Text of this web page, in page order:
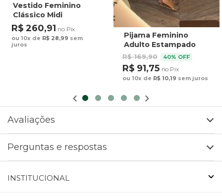
Vestido Feminino
Clássico Midi
Estampado Maxi
Arara Fundo Azul
R$ 260,91 no Pix
ou 10x de R$ 28,99 sem
juros
Pijama Feminino
Adulto Estampado
Preguiça Tucano
Fundo Marrom
R$ 169,90 40% OFF
R$ 91,75 no Pix
ou 10x de R$ 10,19 sem juros
Avaliações
Perguntas e respostas
INSTITUCIONAL